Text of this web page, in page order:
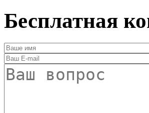
Бесплатная